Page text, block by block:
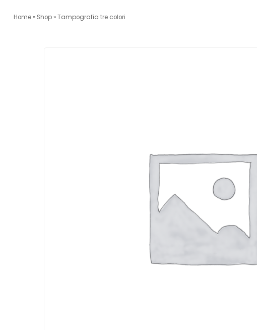
Home » Shop »Tampografia tre colori